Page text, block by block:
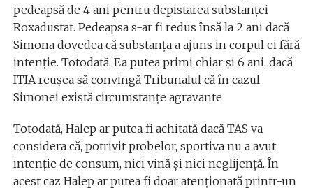
pedeapsă de 4 ani pentru depistarea substanței
Roxadustat. Pedeapsa s-ar fi redus însă la 2 ani dacă
Simona dovedea că substanța a ajuns in corpul ei fără
intenție. Totodată, Ea putea primi chiar și 6 ani, dacă
ITIA reușea să convingă Tribunalul că în cazul
Simonei există circumstanțe agravante
Totodată, Halep ar putea fi achitată dacă TAS va
considera că, potrivit probelor, sportiva nu a avut
intenție de consum, nici vină și nici neglijență. În
acest caz Halep ar putea fi doar atenționată printr-un